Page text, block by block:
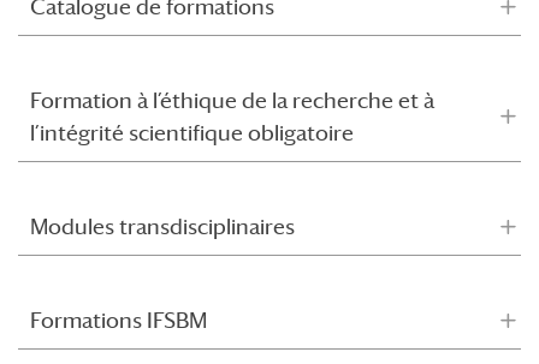
Catalogue de formations
Formation à l’éthique de la recherche et à
l’intégrité scientifique obligatoire
Modules transdisciplinaires
Formations IFSBM